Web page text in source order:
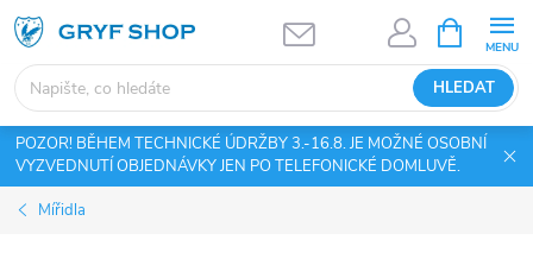
Přejít
na
obsah
HLEDAT
NÁKUPNÍ
KOŠÍK
POZOR! BĚHEM TECHNICKÉ ÚDRŽBY 3.-16.8. JE MOŽNÉ OSOBNÍ
VYZVEDNUTÍ OBJEDNÁVKY JEN PO TELEFONICKÉ DOMLUVĚ.
Mířidla